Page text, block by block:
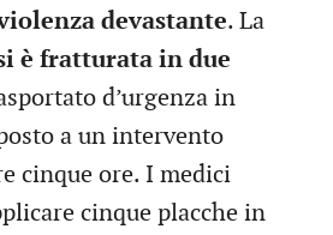
devastante. La
è fratturata in due
d’urgenza in
a un intervento
cinque ore. I medici
cinque placche in